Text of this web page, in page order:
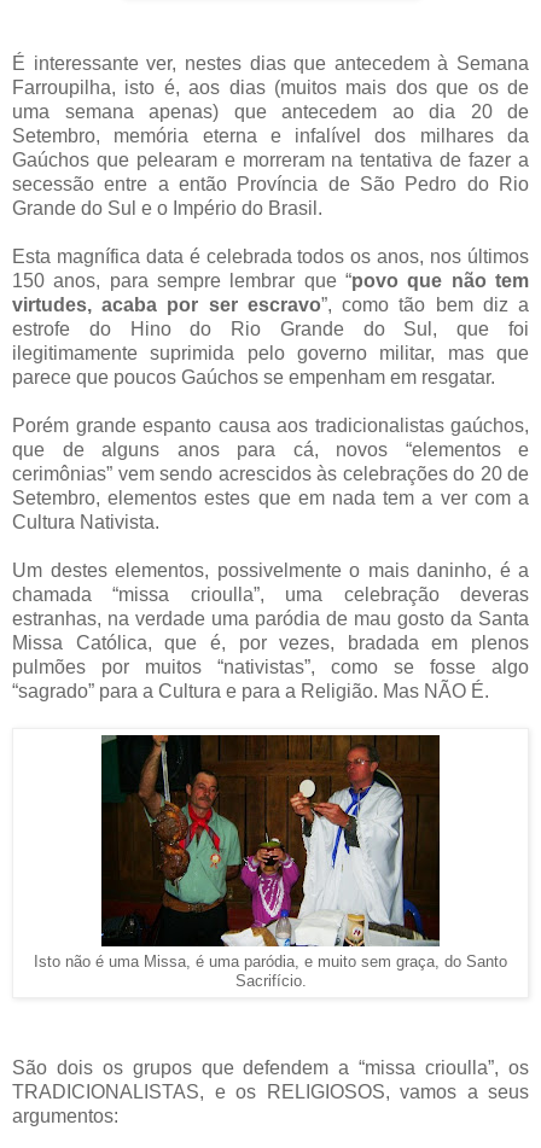
É interessante ver, nestes dias que antecedem à Semana
Farroupilha, isto é, aos dias (muitos mais dos que os de
uma semana apenas) que antecedem ao dia 20 de
Setembro, memória eterna e infalível dos milhares da
Gaúchos que pelearam e morreram na tentativa de fazer a
secessão entre a então Província de São Pedro do Rio
Grande do Sul e o Império do Brasil.
Esta magnífica data é celebrada todos os anos, nos últimos
150 anos, para sempre lembrar que “povo que não tem
virtudes, acaba por ser escravo”, como tão bem diz a
estrofe do Hino do Rio Grande do Sul, que foi
ilegitimamente suprimida pelo governo militar, mas que
parece que poucos Gaúchos se empenham em resgatar.
Porém grande espanto causa aos tradicionalistas gaúchos,
que de alguns anos para cá, novos “elementos e
cerimônias” vem sendo acrescidos às celebrações do 20 de
Setembro, elementos estes que em nada tem a ver com a
Cultura Nativista.
Um destes elementos, possivelmente o mais daninho, é a
chamada “missa crioulla”, uma celebração deveras
estranhas, na verdade uma paródia de mau gosto da Santa
Missa Católica, que é, por vezes, bradada em plenos
pulmões por muitos “nativistas”, como se fosse algo
“sagrado” para a Cultura e para a Religião. Mas NÃO É.
Isto não é uma Missa, é uma paródia, e muito sem graça, do Santo
Sacrifício.
São dois os grupos que defendem a “missa crioulla”, os
TRADICIONALISTAS, e os RELIGIOSOS, vamos a seus
argumentos: